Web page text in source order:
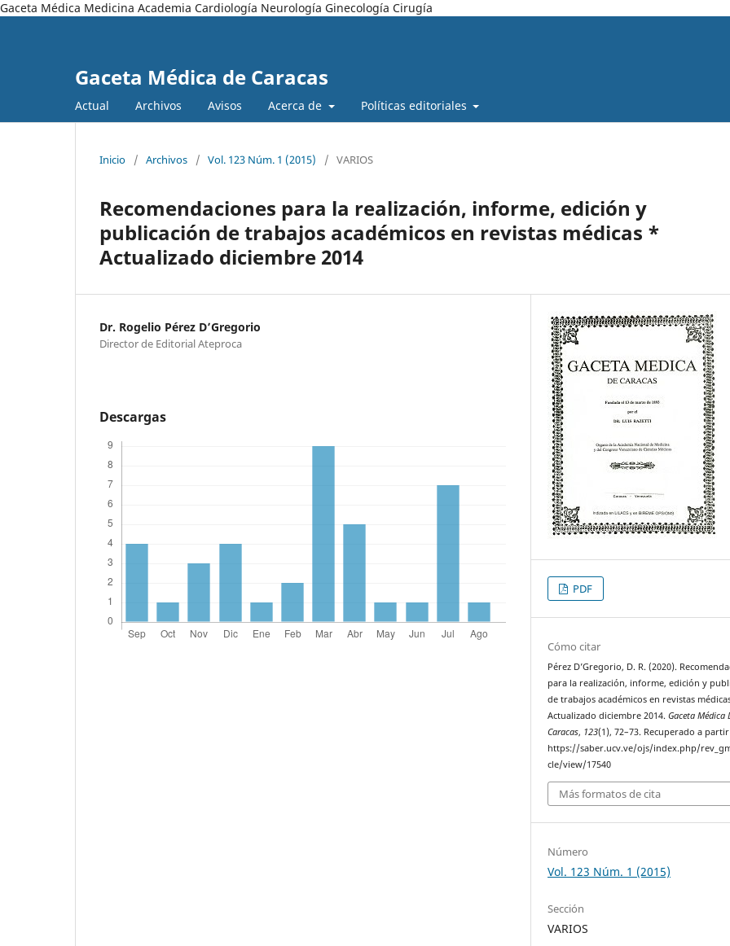
Gaceta Médica Medicina Academia Cardiología Neurología Ginecología Cirugía
Gaceta Médica de Caracas
Actual Archivos Avisos Acerca de Políticas editoriales
Inicio / Archivos / Vol. 123 Núm. 1 (2015) / VARIOS
Recomendaciones para la realización, informe, edición y
publicación de trabajos académicos en revistas médicas *
Actualizado diciembre 2014
Dr. Rogelio Pérez D’Gregorio
Director de Editorial Ateproca
Descargas
PDF
Cómo citar
Pérez D’Gregorio, D. R. (2020).
para la realización, informe, edición y
de trabajos académicos en revistas
Actualizado diciembre 2014.Gaceta Médica
Caracas, 123(1), 72–73. Recuperado a
https://saber.ucv.ve/ojs/index.php/
cle/view/17540
Más formatos de cita
Número
Vol. 123 Núm. 1 (2015)
Sección
VARIOS